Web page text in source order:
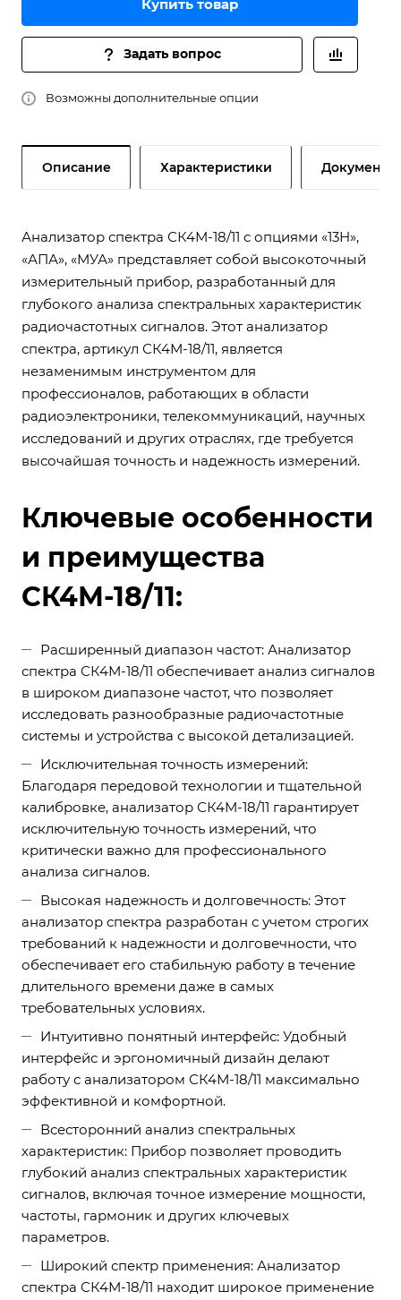
Купить товар
Задать вопрос
Возможны дополнительные опции
Описание Характеристики Документы
Анализатор спектра СК4М-18/11 с опциями «13Н»,
«АПА», «МУА» представляет собой высокоточный
измерительный прибор, разработанный для
глубокого анализа спектральных характеристик
радиочастотных сигналов. Этот анализатор
спектра, артикул СК4М-18/11, является
незаменимым инструментом для
профессионалов, работающих в области
радиоэлектроники, телекоммуникаций, научных
исследований и других отраслях, где требуется
высочайшая точность и надежность измерений.
Ключевые особенности
и преимущества
СК4М-18/11:
Расширенный диапазон частот: Анализатор
спектра СК4М-18/11 обеспечивает анализ сигналов
в широком диапазоне частот, что позволяет
исследовать разнообразные радиочастотные
системы и устройства с высокой детализацией.
Исключительная точность измерений:
Благодаря передовой технологии и тщательной
калибровке, анализатор СК4М-18/11 гарантирует
исключительную точность измерений, что
критически важно для профессионального
анализа сигналов.
Высокая надежность и долговечность: Этот
анализатор спектра разработан с учетом строгих
требований к надежности и долговечности, что
обеспечивает его стабильную работу в течение
длительного времени даже в самых
требовательных условиях.
Интуитивно понятный интерфейс: Удобный
интерфейс и эргономичный дизайн делают
работу с анализатором СК4М-18/11 максимально
эффективной и комфортной.
Всесторонний анализ спектральных
характеристик: Прибор позволяет проводить
глубокий анализ спектральных характеристик
сигналов, включая точное измерение мощности,
частоты, гармоник и других ключевых
параметров.
Широкий спектр применения: Анализатор
спектра СК4М-18/11 находит широкое применение